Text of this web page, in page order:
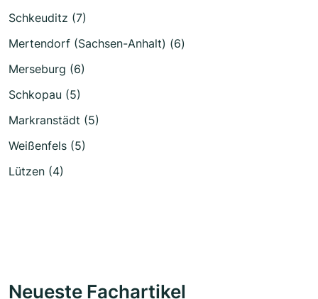
Schkeuditz (7)
Mertendorf (Sachsen-Anhalt) (6)
Merseburg (6)
Schkopau (5)
Markranstädt (5)
Weißenfels (5)
Lützen (4)
Neueste Fachartikel